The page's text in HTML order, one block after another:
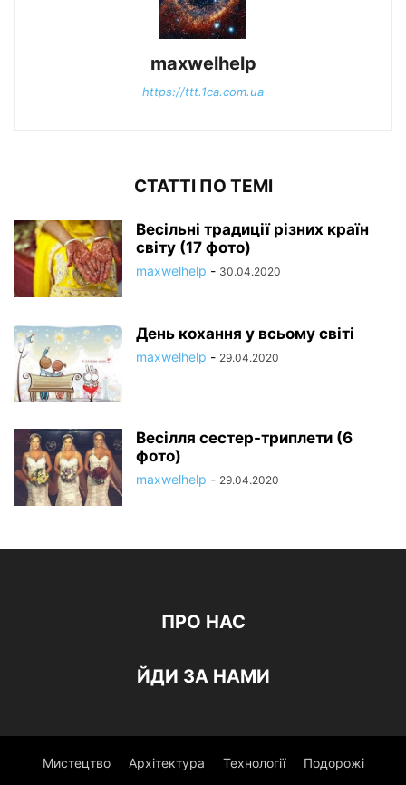
maxwelhelp
https://ttt.1ca.com.ua
СТАТТІ ПО ТЕМІ
Весільні традиції різних країн
світу (17 фото)
maxwelhelp - 30.04.2020
День кохання у всьому світі
maxwelhelp - 29.04.2020
Весілля сестер-триплети (6
фото)
maxwelhelp - 29.04.2020
ПРО НАС
ЙДИ ЗА НАМИ
Мистецтво Архітектура Технології Подорожі